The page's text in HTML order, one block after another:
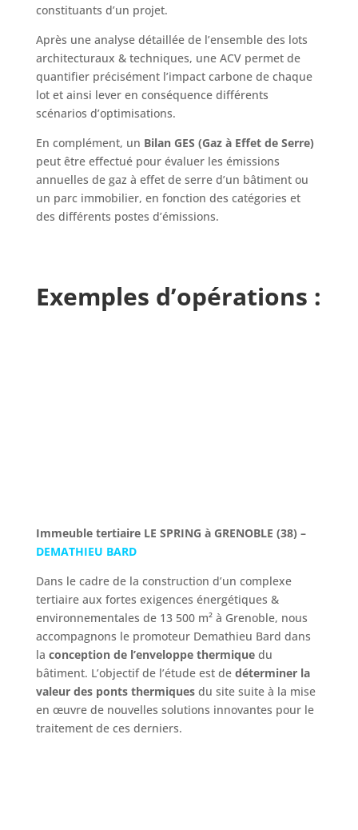
constituants d’un projet.
Après une analyse détaillée de l’ensemble des lots
architecturaux & techniques, une ACV permet de
quantifier précisément l’impact carbone de chaque
lot et ainsi lever en conséquence différents
scénarios d’optimisations.
En complément, un Bilan GES (Gaz à Effet de Serre)
peut être effectué pour évaluer les émissions
annuelles de gaz à effet de serre d’un bâtiment ou
un parc immobilier, en fonction des catégories et
des différents postes d’émissions.
Exemples d’opérations :
Immeuble tertiaire LE SPRING à GRENOBLE (38) –
DEMATHIEU BARD
Dans le cadre de la construction d’un complexe
tertiaire aux fortes exigences énergétiques &
environnementales de 13 500 m² à Grenoble, nous
accompagnons le promoteur Demathieu Bard dans
la conception de l’enveloppe thermiquedu
bâtiment. L’objectif de l’étude est de déterminer la
valeur des ponts thermiquesdu site suite à la mise
en œuvre de nouvelles solutions innovantes pour le
traitement de ces derniers.